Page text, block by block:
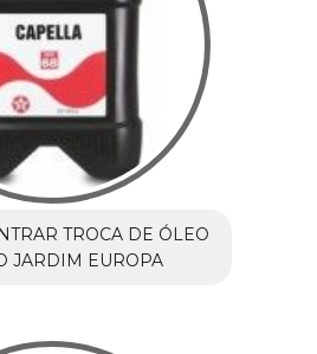
TROCA DE ÓLEO
JARDIM EUROPA